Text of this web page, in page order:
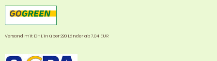
Versand mit DHL in über 220 Länder ab 7,04 EUR